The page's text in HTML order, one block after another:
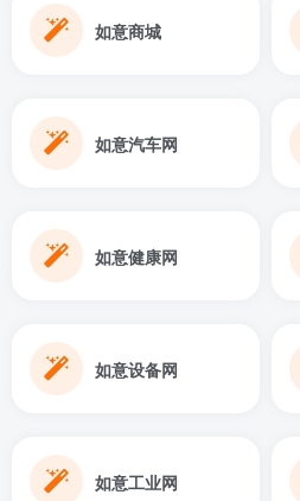
如意商城
如意汽车网
如意健康网
如意设备网
如意工业网